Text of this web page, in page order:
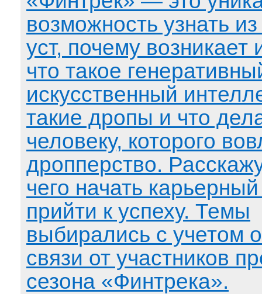
возможность узнать
уст, почему
что такое
искусственный
такие дропы и что
человеку, которого
дропперство.
чего начать
прийти к успеху. Темы
выбирались с учетом
связи от участников
сезона «Финтрека».